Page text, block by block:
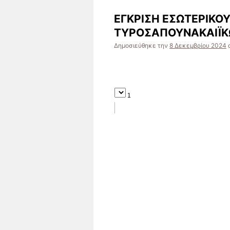
ΕΓΚΡΙΣΗ
Δημοσιεύθηκε την 8 Δεκεμβρίου 2024